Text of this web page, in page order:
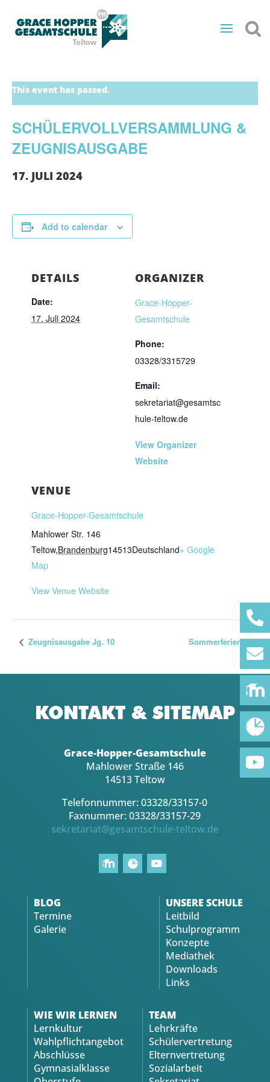
This event has passed.
SCHÜLERVOLLVERSAMMLUNG &
ZEUGNISAUSGABE
17. JULI 2024
Add to calendar
DETAILS
Date:
17. Juli 2024
VENUE
Grace-Hopper-Gesamtschule
Mahlower Str. 146
Teltow,Brandenburg14513Deutschland+ Google
Map
View Venue Website
ORGANIZER
Grace-Hopper-
Gesamtschule
Phone:
03328/3315729
Email:
sekretariat@gesamtsc
hule-teltow.de
View Organizer
Website
Zeugnisausgabe Jg. 10 Sommerferien
KONTAKT & SITEMAP
Grace-Hopper-Gesamtschule
Mahlower Straße 146
14513 Teltow
Telefonnummer: 03328/33157-0
Faxnummer: 03328/33157-29
sekretariat@gesamtschule-teltow.de
BLOG
Termine
Galerie
UNSERE SCHULE
Leitbild
Schulprogramm
Konzepte
Mediathek
Downloads
Links
WIE WIR LERNEN
Lernkultur
Wahlpflichtangebot
Abschlüsse
Gymnasialklasse
TEAM
Lehrkräfte
Schülervertretung
Elternvertretung
Sozialarbeit